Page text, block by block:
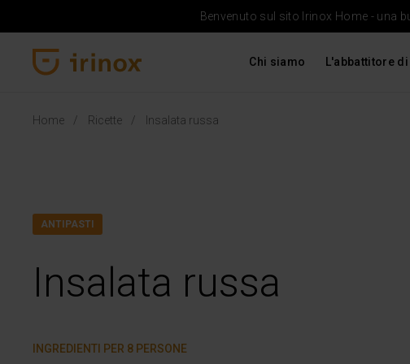
Benvenuto sul sito Irinox Home - una
Chi siamo L'abbattitore
Home Ricette Insalata russa
ANTIPASTI
Insalata russa
INGREDIENTI PER 8 PERSONE